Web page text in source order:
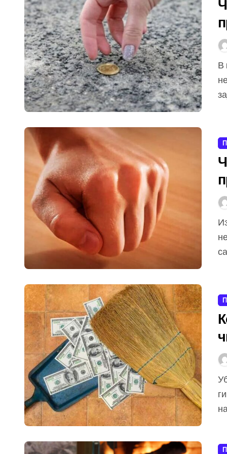
В повседневной жизни мы часто сталкиваемся с
Издавна люди искали способы защитить себя от
Уборка жилища всегда была не просто